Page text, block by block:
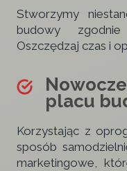
Stworzymy
budowy
Oszczędzaj czas i
placu
Korzystając z
sposób
marketingowe,